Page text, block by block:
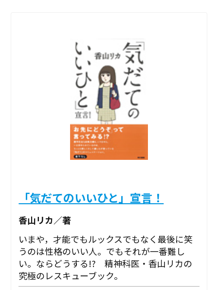
「気だてのいいひと」宣言！
香山リカ／著
いまや，才能でもルックスでもなく最後に笑
うのは性格のいい人。でもそれが一番難し
い。ならどうする!? 精神科医・香山リカの
究極のレスキューブック。